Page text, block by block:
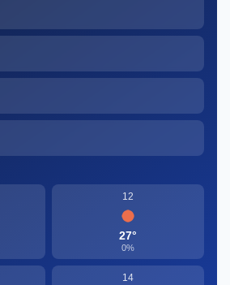
12
27°
0%
14